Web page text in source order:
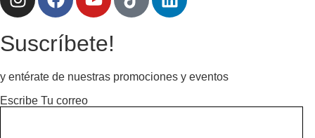
Suscríbete!
y entérate de nuestras promociones y eventos
Escribe Tu correo